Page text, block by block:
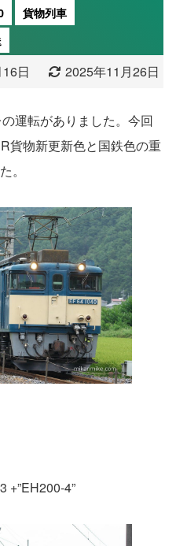
貨物列車
日 2025年11月26日
運転がありました。今回
貨物新更新色と国鉄色の重
。
+”EH200-4”